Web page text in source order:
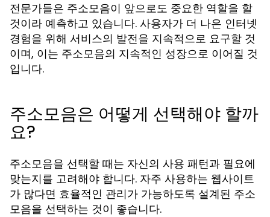
전문가들은 주소모음이 앞으로도 중요한 역할을 할
것이라 예측하고 있습니다. 사용자가 더 나은 인터넷
경험을 위해 서비스의 발전을 지속적으로 요구할 것
이며, 이는 주소모음의 지속적인 성장으로 이어질 것
입니다.
주소모음은 어떻게 선택해야 할까
요?
주소모음을 선택할 때는 자신의 사용 패턴과 필요에
맞는지를 고려해야 합니다. 자주 사용하는 웹사이트
가 많다면 효율적인 관리가 가능하도록 설계된 주소
모음을 선택하는 것이 좋습니다.